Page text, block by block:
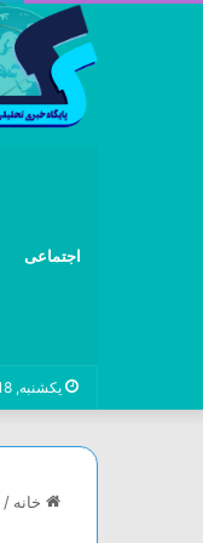
اجتماعی
یکشنبه, 18 مرداد 1405
خانه /